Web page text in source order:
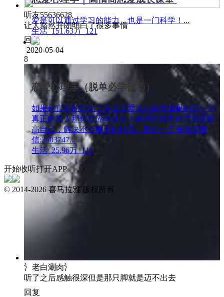
听友55636628
让人豁然开朗明白了很多事情
回复
2020-05-04
8
氵老白涮肉氵
听了之后感触很深但是那只脚就是迈不出去
回复
爱是可以通过学习的能力，也是一门科学！...
生活 151.63万 121
恋爱心理学（脱单必学技巧）
如果你真正的是为了寻求真爱决心改变如果你是一个
真正的男人那你就应该让女人崇拜你如果你想彻底提
高自己，解决不会聊天的问题。那你一定要加我微
信:3503747...
生活 25.96万 111
开始收听打开APP
© 2014-2026喜马拉雅 版权所有